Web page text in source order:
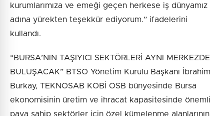
kurumlarımıza ve emeği geçen herkese iş dünyamız
adına yürekten teşekkür ediyorum.” ifadelerini
kullandı.
“BURSA’NIN TAŞIYICI SEKTÖRLERİ AYNI MERKEZDE
BULUŞACAK” BTSO Yönetim Kurulu Başkanı İbrahim
Burkay, TEKNOSAB KOBİ OSB bünyesinde Bursa
ekonomisinin üretim ve ihracat kapasitesinde önemli
paya sahip sektörler için özel kümelenme alanlarının